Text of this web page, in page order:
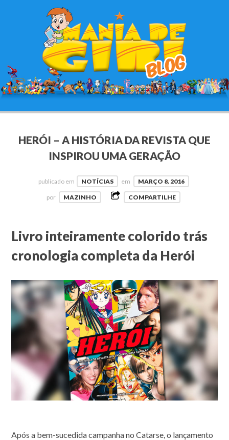
HERÓI – A HISTÓRIA DA REVISTA QUE
INSPIROU UMA GERAÇÃO
publicado em NOTÍCIAS em MARÇO 8, 2016
por MAZINHO COMPARTILHE
Livro inteiramente colorido trás
cronologia completa da Herói
Após a bem-sucedida campanha no Catarse, o lançamento